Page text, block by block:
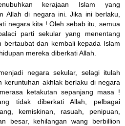
kerajaan Islam yang
Allah di negara ini. Jika ini berlaku,
negara kita ! Oleh sebab itu, semua
parti sekular yang menentang
bertaubat dan kembali kepada Islam
mereka diberkati Allah.
negara sekular, selagi itulah
keruntuhan akhlak berlaku di negara
ketakutan sepanjang masa !
tidak diberkati Allah, pelbagai
kemiskinan, rasuah, penipuan,
besar, kehilangan wang berbillion